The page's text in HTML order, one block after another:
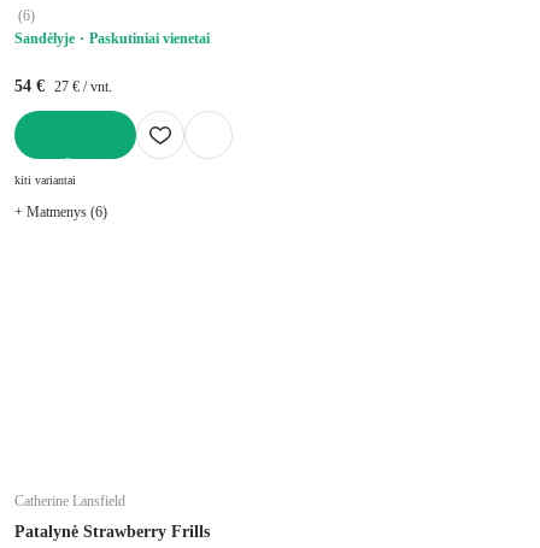
(6)
Sandėlyje
Paskutiniai vienetai
54 € 27 € / vnt.
kiti variantai
+ Matmenys (6)
Catherine Lansfield
Patalynė Strawberry Frills